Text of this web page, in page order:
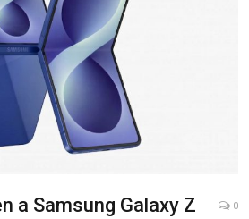
a Samsung Galaxy Z
0